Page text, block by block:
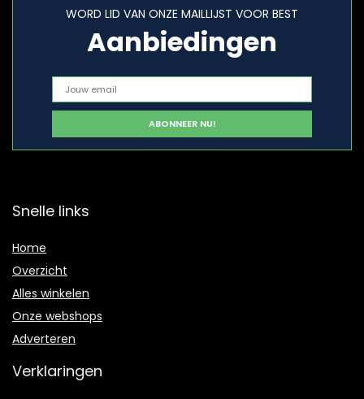
WORD LID VAN ONZE MAILLIJST VOOR BEST
Aanbiedingen
Snelle links
Home
Overzicht
Alles winkelen
Onze webshops
Adverteren
Verklaringen